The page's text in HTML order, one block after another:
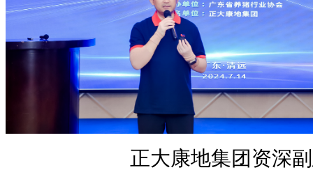
正大康地集团资深